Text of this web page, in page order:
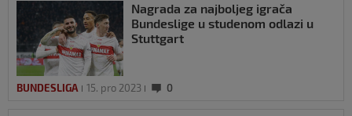
Nagrada za najboljeg igrača
Bundeslige u studenom odlazi u
Stuttgart
BUNDESLIGA 15. pro 2023 0